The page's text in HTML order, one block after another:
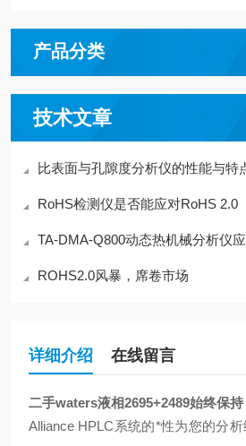
产品分类
技术文章
比表面与孔隙度分析仪的性能与特
RoHS检测仪是否能应对RoHS 2.0
TA-DMA-Q800动态热机械分析仪
ROHS2.0风暴，席卷市场
详细介绍 在线留言
二手waters液相2695+2489始终保持
Alliance HPLC系统的*性为您的分